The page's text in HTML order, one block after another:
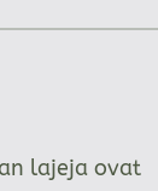
lajeja ovat